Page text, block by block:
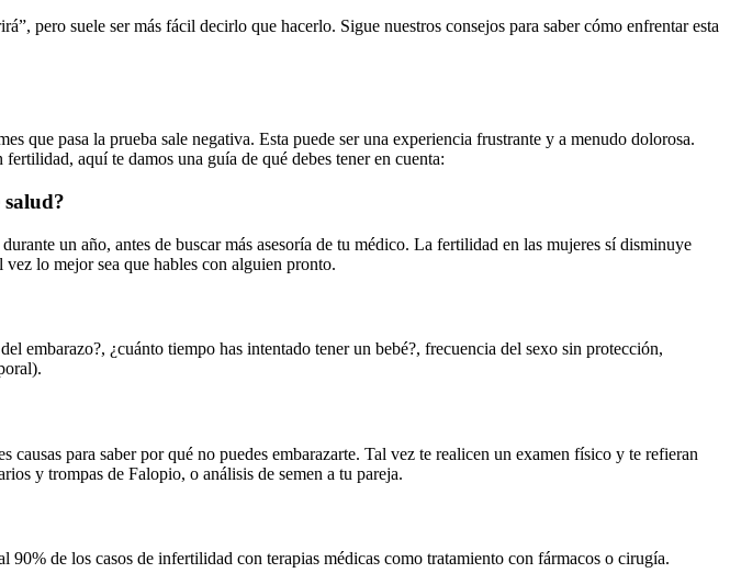
pero suele ser más fácil decirlo que hacerlo. Sigue nuestros consejos para saber cómo enfrentar esta
que pasa la prueba sale negativa. Esta puede ser una experiencia frustrante y a menudo dolorosa.
aquí te damos una guía de qué debes tener en cuenta:
salud?
un año, antes de buscar más asesoría de tu médico. La fertilidad en las mujeres sí disminuye
vez lo mejor sea que hables con alguien pronto.
embarazo?, ¿cuánto tiempo has intentado tener un bebé?, frecuencia del sexo sin protección,
para saber por qué no puedes embarazarte. Tal vez te realicen un examen físico y te refieran
y trompas de Falopio, o análisis de semen a tu pareja.
de los casos de infertilidad con terapias médicas como tratamiento con fármacos o cirugía.